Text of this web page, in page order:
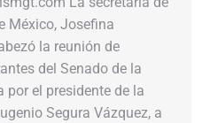
México, Josefina
la reunión de
del Senado de la
por el presidente de la
Segura Vázquez, a